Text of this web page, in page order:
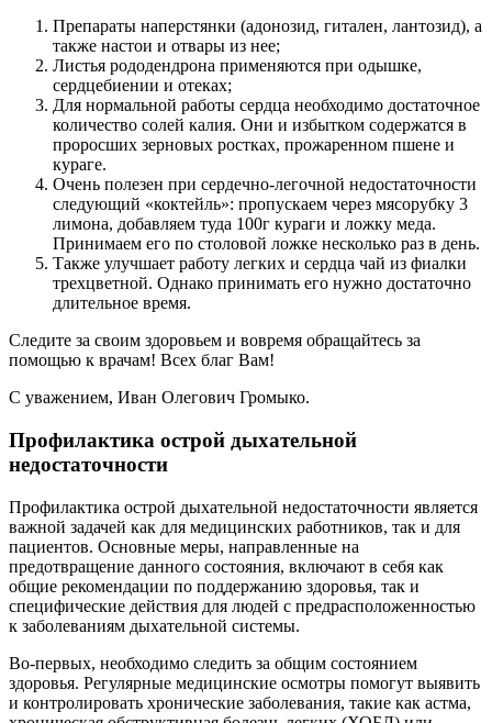
Препараты наперстянки (адонозид, гитален, лантозид), а
также настои и отвары из нее;
Листья рододендрона применяются при одышке,
сердцебиении и отеках;
Для нормальной работы сердца необходимо достаточное
количество солей калия. Они и избытком содержатся в
проросших зерновых ростках, прожаренном пшене и
кураге.
Очень полезен при сердечно-легочной недостаточности
следующий «коктейль»: пропускаем через мясорубку 3
лимона, добавляем туда 100г кураги и ложку меда.
Принимаем его по столовой ложке несколько раз в день.
Также улучшает работу легких и сердца чай из фиалки
трехцветной. Однако принимать его нужно достаточно
длительное время.
Следите за своим здоровьем и вовремя обращайтесь за
помощью к врачам! Всех благ Вам!
С уважением, Иван Олегович Громыко.
Профилактика острой дыхательной
недостаточности
Профилактика острой дыхательной недостаточности является
важной задачей как для медицинских работников, так и для
пациентов. Основные меры, направленные на
предотвращение данного состояния, включают в себя как
общие рекомендации по поддержанию здоровья, так и
специфические действия для людей с предрасположенностью
к заболеваниям дыхательной системы.
Во-первых, необходимо следить за общим состоянием
здоровья. Регулярные медицинские осмотры помогут выявить
и контролировать хронические заболевания, такие как астма,